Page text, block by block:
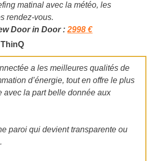
matinal avec la météo, les
rendez-vous.
Door in Door :2998 €
a les meilleures qualités de
d’énergie, tout en offre le plus
avec la part belle donnée aux
paroi qui devient transparente ou